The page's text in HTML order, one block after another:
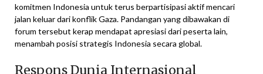
komitmen Indonesia untuk terus berpartisipasi aktif mencari
jalan keluar dari konflik Gaza. Pandangan yang dibawakan di
forum tersebut kerap mendapat apresiasi dari peserta lain,
menambah posisi strategis Indonesia secara global.
Respons Dunia Internasional